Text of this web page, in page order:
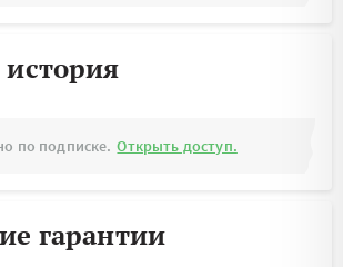
по подписке. Открыть доступ.
гарантии